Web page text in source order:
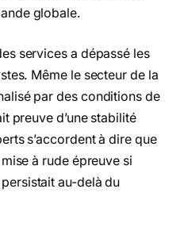
globale.
services a dépassé les
Même le secteur de la
par des conditions de
preuve d’une stabilité
s’accordent à dire que
à rude épreuve si
persistait au-delà du